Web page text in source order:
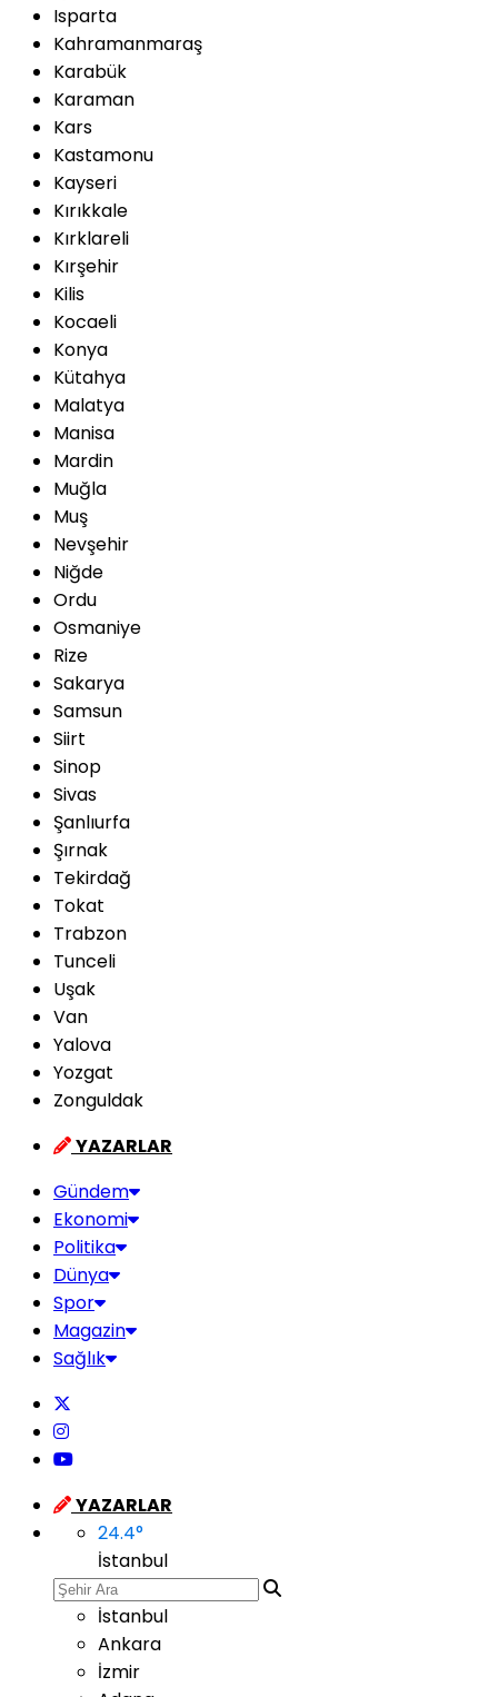
Isparta
Kahramanmaraş
Karabük
Karaman
Kars
Kastamonu
Kayseri
Kırıkkale
Kırklareli
Kırşehir
Kilis
Kocaeli
Konya
Kütahya
Malatya
Manisa
Mardin
Muğla
Muş
Nevşehir
Niğde
Ordu
Osmaniye
Rize
Sakarya
Samsun
Siirt
Sinop
Sivas
Şanlıurfa
Şırnak
Tekirdağ
Tokat
Trabzon
Tunceli
Uşak
Van
Yalova
Yozgat
Zonguldak
YAZARLAR
Gündem
Ekonomi
Politika
Dünya
Spor
Magazin
Sağlık
YAZARLAR
24.4°
İstanbul
İstanbul
Ankara
İzmir